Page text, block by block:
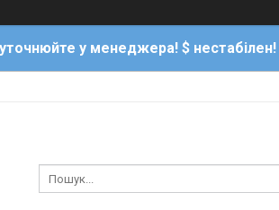
уточнюйте у менеджера! $ нестабілен!